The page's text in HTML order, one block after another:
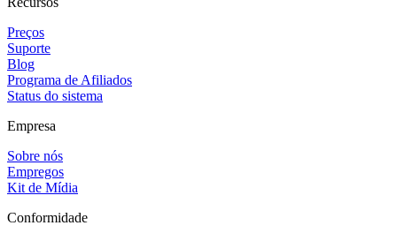
Preços
Suporte
Blog
Programa de Afiliados
Status do sistema
Empresa
Sobre nós
Empregos
Kit de Mídia
Conformidade